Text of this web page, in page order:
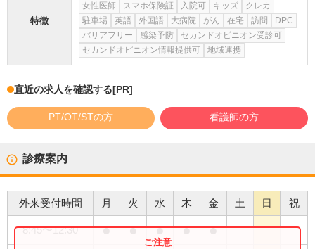
特徴
女性医師
スマホ保険証 入院可 キッズ
クレカ
駐車場
英語 外国語 大病院 がん 在宅 訪問
DPC
バリアフリー
感染予防
セカンドオピニオン受診可
セカンドオピニオン情報提供可
地域連携
直近の求人を確認する[PR]
PT/OT/STの方 看護師の方
診療案内
外来受付時間 月 火 水 木 金 土 日 祝
8:45〜12:30 ● ● ● ● ●